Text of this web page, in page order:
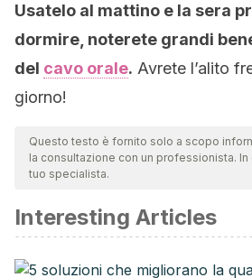
Usatelo al mattino e la sera
dormire, noterete grandi
del cavo orale. Avrete l’alito
giorno!
Questo testo è fornito solo a scopo
la consultazione con un professionista.
tuo specialista.
Interesting Articles